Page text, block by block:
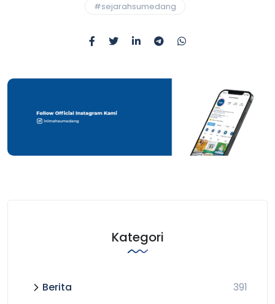
#sejarahsumedang
Kategori
Berita 391